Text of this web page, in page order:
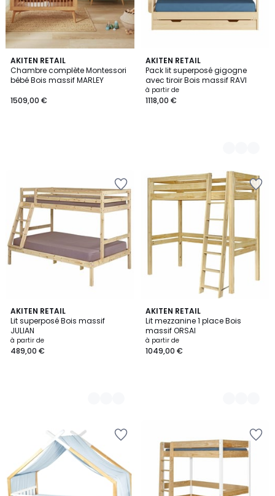
AKITEN RETAIL
Chambre complète Montessori
bébé Bois massif MARLEY
1509,00 €
AKITEN RETAIL
Pack lit superposé gigogne
avec tiroir Bois massif RAVI
à partir de
1118,00 €
2
Couleurs
AKITEN RETAIL
Lit superposé Bois massif
JULIAN
à partir de
489,00 €
2
Couleurs
AKITEN RETAIL
Lit mezzanine 1 place Bois
massif ORSAI
à partir de
1049,00 €
2
Couleurs